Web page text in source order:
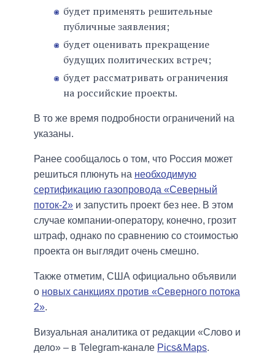
будет применять решительные
публичные заявления;
будет оценивать прекращение
будущих политических встреч;
будет рассматривать ограничения
на российские проекты.
В то же время подробности ограничений на
указаны.
Ранее сообщалось о том, что Россия может
решиться плюнуть на необходимую
сертификацию газопровода «Северный
поток-2» и запустить проект без нее. В этом
случае компании-оператору, конечно, грозит
штраф, однако по сравнению со стоимостью
проекта он выглядит очень смешно.
Также отметим, США официально объявили
о новых санкциях против «Северного потока
2».
Визуальная аналитика от редакции «Слово и
дело» – в Telegram-канале Pics&Maps.